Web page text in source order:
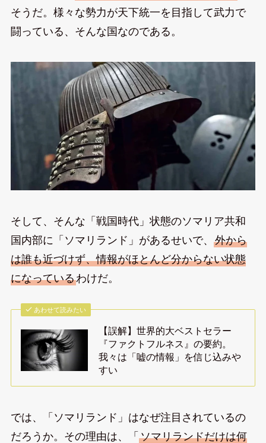
そうだ。様々な勢力が天下統一を目指して武力で
闘っている、そんな国なのである。
そして、そんな「戦国時代」状態のソマリア共和
国内部に「ソマリランド」があるせいで、 外から
は誰も近づけず、情報がほとんど分からない状態
になっているわけだ。
あわせて読みたい
【誤解】世界的大ベストセラー
『ファクトフルネス』の要約。
我々は「嘘の情報」を信じ込みや
すい
では、「ソマリランド」はなぜ注目されているの
だろうか。その理由は、「 ソマリランドだけは何